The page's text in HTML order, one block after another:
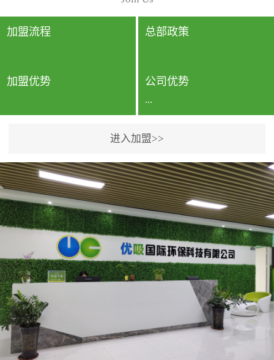
要。因为空间内人流携带
的、空气...
测结果可靠，远胜于其他
检测...
加盟流程 总部政策
加盟优势 公司优势
...
专利保护优势、双甲资质
企业（“室内环境净化治理
甲级施工资质”“室内环境
污染治理资质等级证
书”）、拥有多名高级《环
境工程高级工程师》室内
空气治理资格认证的治理
人员、掌握室内空气净化
治理实用技术和五项专利
技术、八项计算机软件著
作权登记证书等。研发实
进入加盟>>